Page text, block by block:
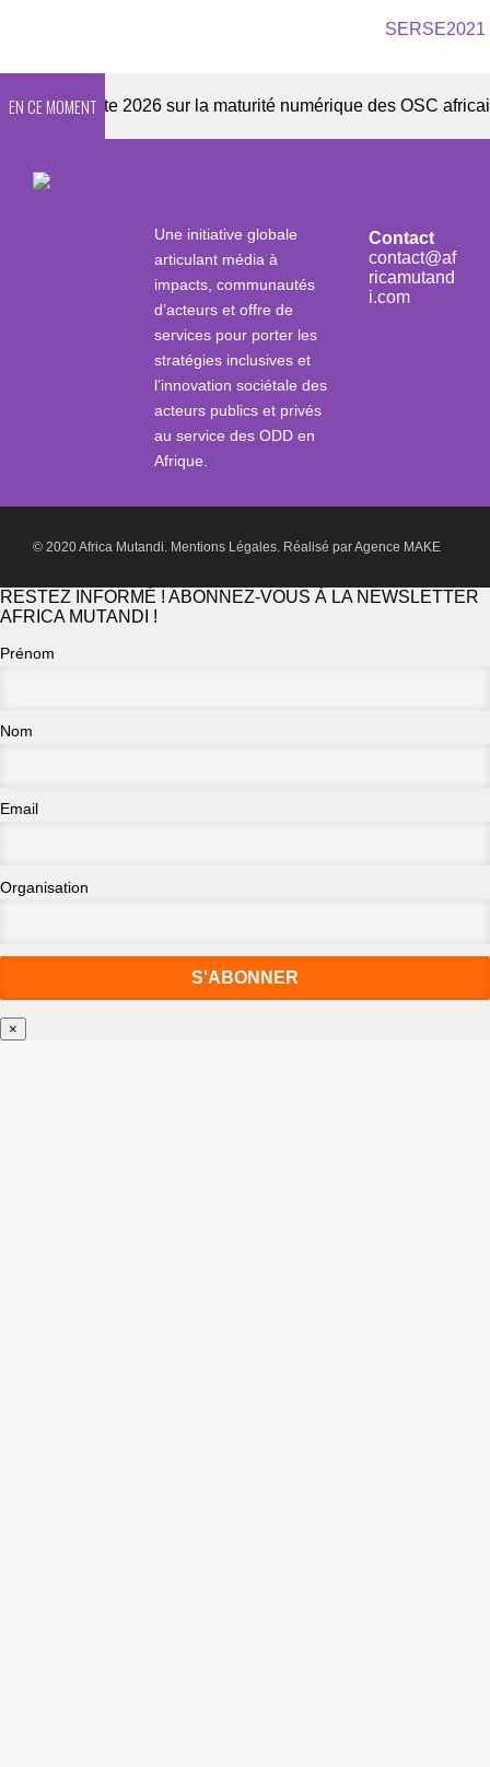
SERSE2021
EN CE MOMENT
Enquête 2026 sur la maturité numérique des OSC africaines
Une initiative globale
articulant média à
impacts, communautés
d’acteurs et offre de
services pour porter les
stratégies inclusives et
l’innovation sociétale des
acteurs publics et privés
au service des ODD en
Afrique.
Contact
contact@af
ricamutand
i.com
© 2020 Africa Mutandi. Mentions Légales. Réalisé parAgence MAKE
RESTEZ INFORMÉ ! ABONNEZ-VOUS À LA NEWSLETTER
AFRICA MUTANDI !
Prénom
Nom
Email
Organisation
×